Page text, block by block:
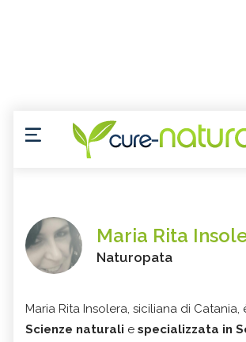
Maria Rita
Naturopata
Maria Rita Insolera, siciliana di Catania,
Scienze naturali e specializzata in